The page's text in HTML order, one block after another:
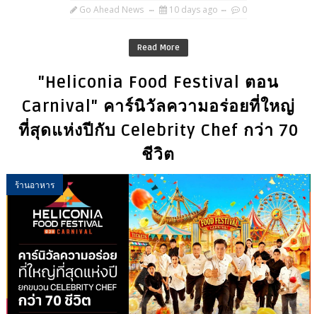
Go Ahead News 10 days ago 0
Read More
"Heliconia Food Festival ตอน
Carnival" คาร์นิวัลความอร่อยที่ใหญ่
ที่สุดแห่งปีกับ Celebrity Chef กว่า 70
ชีวิต
ร้านอาหาร